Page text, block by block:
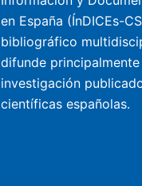
en España (ÍnDICEs-
bibliográfico
difunde
investigación
científicas españolas.